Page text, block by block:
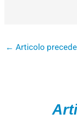
← Articolo